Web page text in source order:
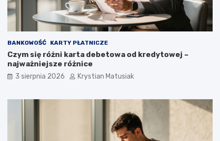
BANKOWOŚĆ KARTY PŁATNICZE
Czym się różni karta debetowa od kredytowej –
najważniejsze różnice
3 sierpnia 2026 Krystian Matusiak